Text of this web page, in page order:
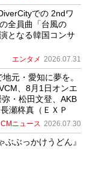
での 2ndワ
全員曲「台風の
となる韓国コンサ
エンタメ 2026.07.31
元・愛知に夢を。
、8月1日オンエ
・松田文登、AKB
瀬柊真（ＥＸＰ
CMニュース 2026.07.30
ぶぶっかけうどん』